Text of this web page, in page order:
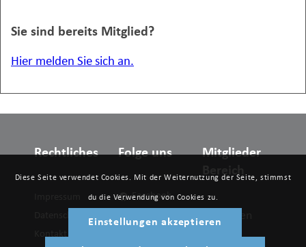
Sie sind bereits Mitglied?
Hier melden Sie sich an.
Rechtliches
Datenschutzerklärung
Folge uns
Facebook
Mitglieder
Diese Seite verwendet Cookies. Mit der Weiternutzung der Seite, stimmst
du die Verwendung von Cookies zu.
Einstellungen akzeptieren